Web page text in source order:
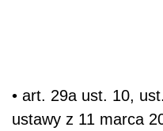
• art. 29a ust. 10,
ustawy z 11 marca